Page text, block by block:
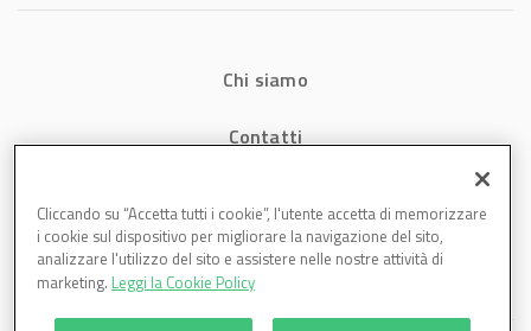
Chi siamo
Contatti
Cookies
Cliccando su “Accetta tutti i cookie”, l'utente accetta di memorizzare
i cookie sul dispositivo per migliorare la navigazione del sito,
analizzare l'utilizzo del sito e assistere nelle nostre attività di
marketing. Leggi la Cookie Policy